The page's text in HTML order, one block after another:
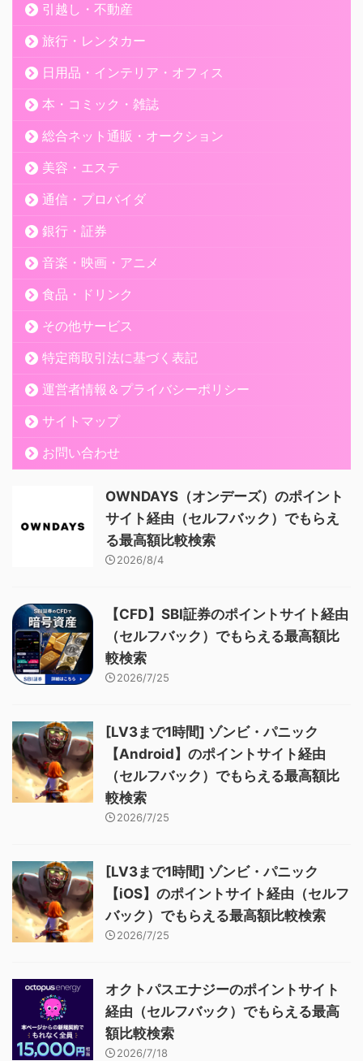
引越し・不動産
旅行・レンタカー
日用品・インテリア・オフィス
本・コミック・雑誌
総合ネット通販・オークション
美容・エステ
通信・プロバイダ
銀行・証券
音楽・映画・アニメ
食品・ドリンク
その他サービス
特定商取引法に基づく表記
運営者情報＆プライバシーポリシー
サイトマップ
お問い合わせ
OWNDAYS（オンデーズ）のポイント
サイト経由（セルフバック）でもらえ
る最高額比較検索
2026/8/4
【CFD】SBI証券のポイントサイト経由
（セルフバック）でもらえる最高額比
較検索
2026/7/25
[LV3まで1時間] ゾンビ・パニック
【Android】のポイントサイト経由
（セルフバック）でもらえる最高額比
較検索
2026/7/25
[LV3まで1時間] ゾンビ・パニック
【iOS】のポイントサイト経由（セルフ
バック）でもらえる最高額比較検索
2026/7/25
オクトパスエナジーのポイントサイト
経由（セルフバック）でもらえる最高
額比較検索
2026/7/18